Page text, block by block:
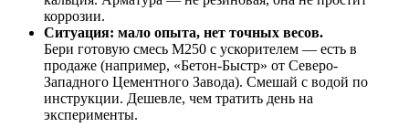
коррозии.
Ситуация: мало опыта, нет точных весов.
Бери готовую смесь М250 с ускорителем — есть в
продаже (например, «Бетон-Быстр» от Северо-
Западного Цементного Завода). Смешай с водой по
инструкции. Дешевле, чем тратить день на
эксперименты.